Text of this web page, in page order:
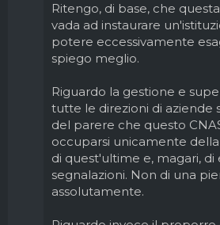
Ritengo, di base, che
vada ad instaurare
potere eccessivamente
spiego meglio.
Riguardo la gestione e
tutte le direzioni di aziende
del parere che questo
occuparsi unicamente
di quest'ultime e, magari, di
segnalazioni. Non di una
assolutamente.